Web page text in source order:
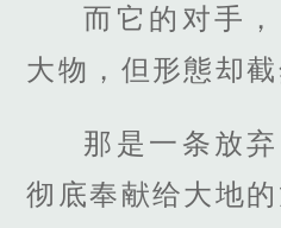
而它的对手
大物，但形態却截
那是一条放
彻底奉献给大地的